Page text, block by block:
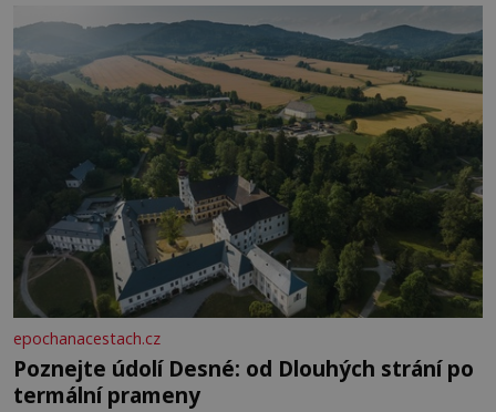
epochanacestach.cz
Poznejte údolí Desné: od Dlouhých strání po
termální prameny